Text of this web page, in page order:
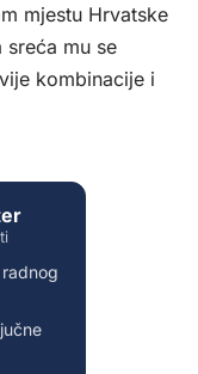
mjestu Hrvatske
sreća mu se
kombinacije i